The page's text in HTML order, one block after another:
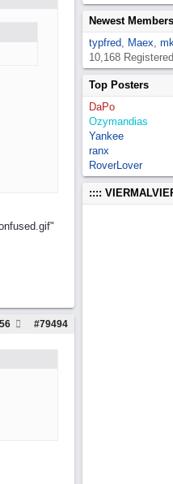
#79494
Newest Members
typfred, Maex,
10,168
Top Posters
DaPo
Ozymandias
Yankee
ranx
RoverLover
::::